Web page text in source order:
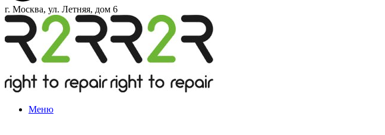
г. Москва, ул. Летняя, дом 6
Меню